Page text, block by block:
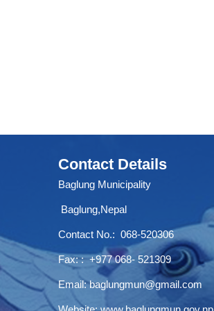
Contact Details
Baglung Municipality
Baglung,Nepal
Contact No.: 068-520306
Fax: : +977 068- 521309
Email:baglungmun@gmail.com